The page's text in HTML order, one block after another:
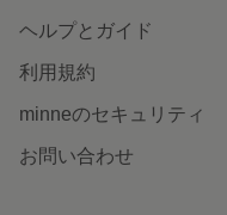
ヘルプとガイド
利用規約
minneのセキュリティ
お問い合わせ